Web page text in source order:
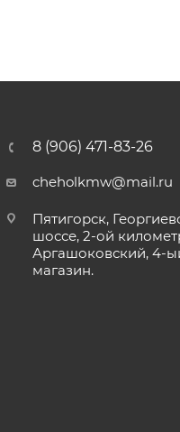
8 (906) 471-83-26
cheholkmw@mail.ru
Пятигорск,
шоссе, 2-ой
Аргашоковский, 4-
магазин.